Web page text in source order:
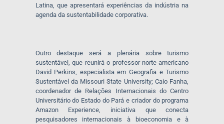
Latina, que apresentará experiências da indústria na
agenda da sustentabilidade corporativa.
Outro destaque será a plenária sobre turismo
sustentável, que reunirá o professor norte-americano
David Perkins, especialista em Geografia e Turismo
Sustentável da Missouri State University; Caio Fanha,
coordenador de Relações Internacionais do Centro
Universitário do Estado do Pará e criador do programa
Amazon Experience, iniciativa que conecta
pesquisadores internacionais à bioeconomia e à